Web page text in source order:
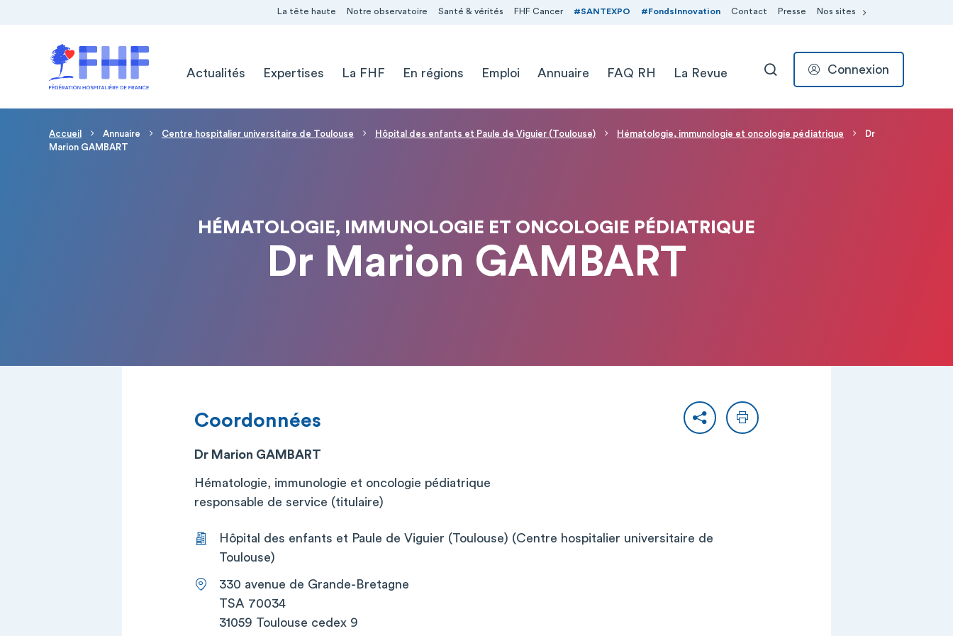
La tête haute Notre observatoire Santé & vérités FHF Cancer #SANTEXPO #FondsInnovation Contact Presse Nos sites
Actualités
Expertises La FHF En régions Emploi Annuaire FAQ RH La Revue RECHERCHER
Connexion
Fil d'Ariane
Accueil Annuaire Centre hospitalier universitaire de Toulouse Hôpital des enfants et Paule de Viguier (Toulouse) Hématologie, immunologie et oncologie pédiatrique
Dr
Marion GAMBART
HÉMATOLOGIE, IMMUNOLOGIE ET ONCOLOGIE PÉDIATRIQUE
Dr Marion GAMBART
PartagerImprimer
Coordonnées
Dr Marion GAMBART
Hématologie, immunologie et oncologie pédiatrique
responsable de service (titulaire)
Hôpital des enfants et Paule de Viguier (Toulouse) (Centre hospitalier universitaire de
Toulouse)
330 avenue de Grande-Bretagne
TSA 70034
31059 Toulouse cedex 9